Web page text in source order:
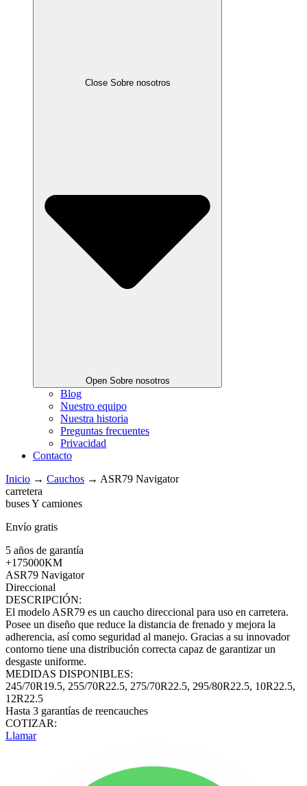
Close Sobre nosotros
Open Sobre nosotros
Blog
Nuestro equipo
Nuestra historia
Preguntas frecuentes
Privacidad
Contacto
Inicio → Cauchos → ASR79 Navigator
carretera
buses Y camiones
Envío gratis
5 años de garantía
+175000KM
ASR79 Navigator
Direccional
DESCRIPCIÓN:
El modelo ASR79 es un caucho direccional para uso en carretera.
Posee un diseño que reduce la distancia de frenado y mejora la
adherencia, así como seguridad al manejo. Gracias a su innovador
contorno tiene una distribución correcta capaz de garantizar un
desgaste uniforme.
MEDIDAS DISPONIBLES:
245/70R19.5, 255/70R22.5, 275/70R22.5, 295/80R22.5, 10R22.5,
12R22.5
Hasta 3 garantías de reencauches
COTIZAR:
Llamar